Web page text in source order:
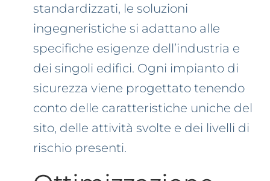
standardizzati, le soluzioni
ingegneristiche si adattano alle
specifiche esigenze dell’industria e
dei singoli edifici. Ogni impianto di
sicurezza viene progettato tenendo
conto delle caratteristiche uniche del
sito, delle attività svolte e dei livelli di
rischio presenti.